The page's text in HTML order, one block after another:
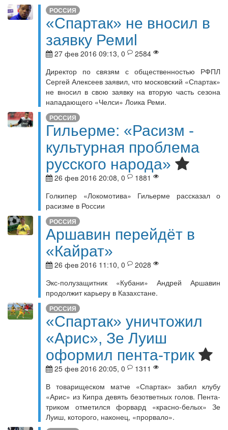
РОССИЯ
«Спартак» не вносил в
заявку Ремиl
27 фев 2016 09:13, 0
2584
Директор по связям с общественностью РФПЛ
Сергей Алексеев заявил, что московский «Спартак»
не вносил в свою заявку на вторую часть сезона
нападающего «Челси» Лоика Реми.
РОССИЯ
Гильерме: «Расизм -
культурная проблема
русского народа»
26 фев 2016 20:08, 0
1881
Голкипер «Локомотива» Гильерме рассказал о
расизме в России
РОССИЯ
Аршавин перейдёт в
«Кайрат»
26 фев 2016 11:10, 0
2028
Экс-полузащитник «Кубани» Андрей Аршавин
продолжит карьеру в Казахстане.
РОССИЯ
«Спартак» уничтожил
«Арис», Зе Луиш
оформил пента-трик
25 фев 2016 20:05, 0
1311
В товарищеском матче «Спартак» забил клубу
«Арис» из Кипра девять безответных голов. Пента-
триком отметился форвард «красно-белых» Зе
Луиш, которого, наконец, «прорвало».